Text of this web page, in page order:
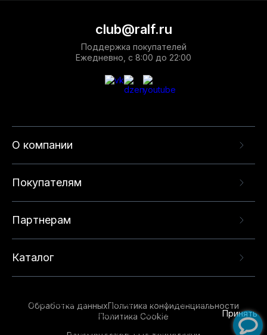
О компании
Покупателям
Партнерам
Каталог
club@ralf.ru
Поддержка покупателей
Ежедневно, с 8:00 до 22:00
Обработка данныхПолитика конфиденциальности
Политика Cookie
опыта на нашем сайте. Продолжая использовать
данный сайт, вы соглашаетесь с использованием
Принять